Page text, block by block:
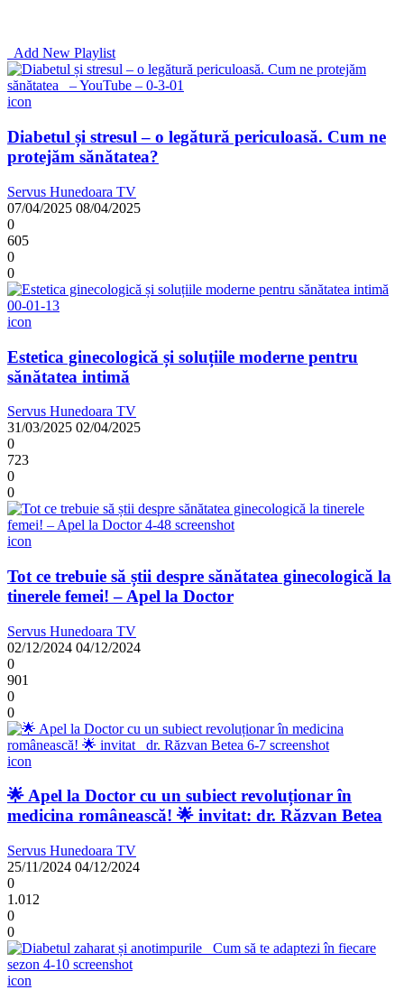
Add New Playlist
icon
Diabetul și stresul – o legătură periculoasă. Cum ne
protejăm sănătatea?
Servus Hunedoara TV
07/04/2025 08/04/2025
0
605
0
0
icon
Estetica ginecologică și soluțiile moderne pentru
sănătatea intimă
Servus Hunedoara TV
31/03/2025 02/04/2025
0
723
0
0
icon
Tot ce trebuie să știi despre sănătatea ginecologică la
tinerele femei! – Apel la Doctor
Servus Hunedoara TV
02/12/2024 04/12/2024
0
901
0
0
icon
🌟 Apel la Doctor cu un subiect revoluționar în
medicina românească! 🌟 invitat: dr. Răzvan Betea
Servus Hunedoara TV
25/11/2024 04/12/2024
0
1.012
0
0
icon